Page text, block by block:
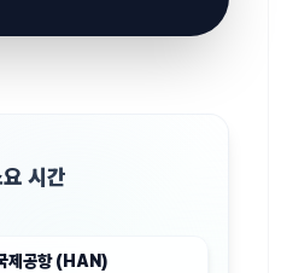
시간
제공항 (HAN)